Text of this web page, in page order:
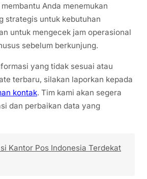
Anda menemukan
strategis untuk kebutuhan
untuk mengecek jam operasional
sebelum berkunjung.
yang tidak sesuai atau
terbaru, silakan laporkan kepada
kontak. Tim kami akan segera
dan perbaikan data yang
Kantor Pos Indonesia Terdekat